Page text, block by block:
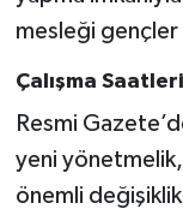
mesleği gençler
Çalışma
Resmi
yeni
önemli